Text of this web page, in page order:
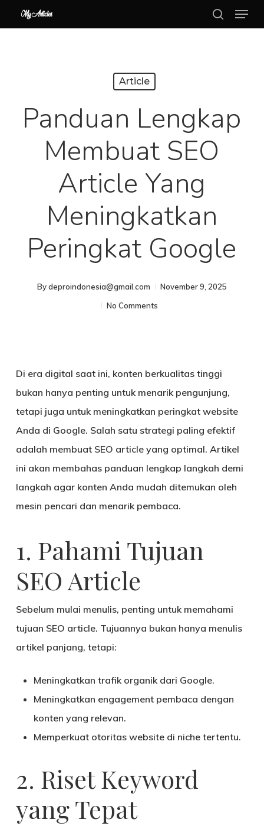
to
search
Menu
Article
Panduan Lengkap
Membuat SEO
Article Yang
Meningkatkan
Peringkat Google
Bydeproindonesia@gmail.com
November 9, 2025
No Comments
Di era digital saat ini, konten berkualitas tinggi
bukan hanya penting untuk menarik pengunjung,
tetapi juga untuk meningkatkan peringkat website
Anda di Google. Salah satu strategi paling efektif
adalah membuat SEO articleyang optimal. Artikel
ini akan membahas panduan lengkap langkah demi
langkah agar konten Anda mudah ditemukan oleh
mesin pencari dan menarik pembaca.
1. Pahami Tujuan
SEO Article
Sebelum mulai menulis, penting untuk memahami
tujuan SEO article. Tujuannya bukan hanya menulis
artikel panjang, tetapi:
Meningkatkan trafik organikdari Google.
Meningkatkan engagement pembaca dengan
konten yang relevan.
Memperkuat otoritas websitedi niche tertentu.
2. Riset Keyword
yang Tepat